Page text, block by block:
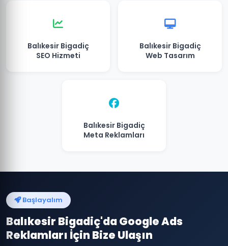
Balıkesir Bigadiç
SEO Hizmeti
Balıkesir Bigadiç
Web Tasarım
Balıkesir Bigadiç
Meta Reklamları
Başlayalım
Balıkesir Bigadiç'da Google Ads
Reklamları İçin Bize Ulaşın